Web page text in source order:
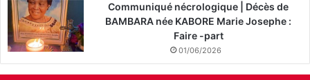
Communiqué nécrologique | Décès de
BAMBARA née KABORE Marie Josephe :
Faire -part
01/06/2026